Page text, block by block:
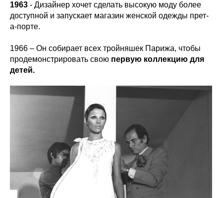
1963 - Дизайнер хочет сделать высокую моду более
доступной и запускает магазин женской одежды прет-
а-порте.
1966 – Он собирает всех тройняшек Парижа, чтобы
продемонстрировать свою первую коллекцию для
детей.